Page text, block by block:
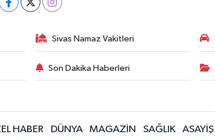
Sivas Namaz Vakitleri
Son Dakika Haberleri
HABER DÜNYA MAGAZİN SAĞLIK ASAYİŞ